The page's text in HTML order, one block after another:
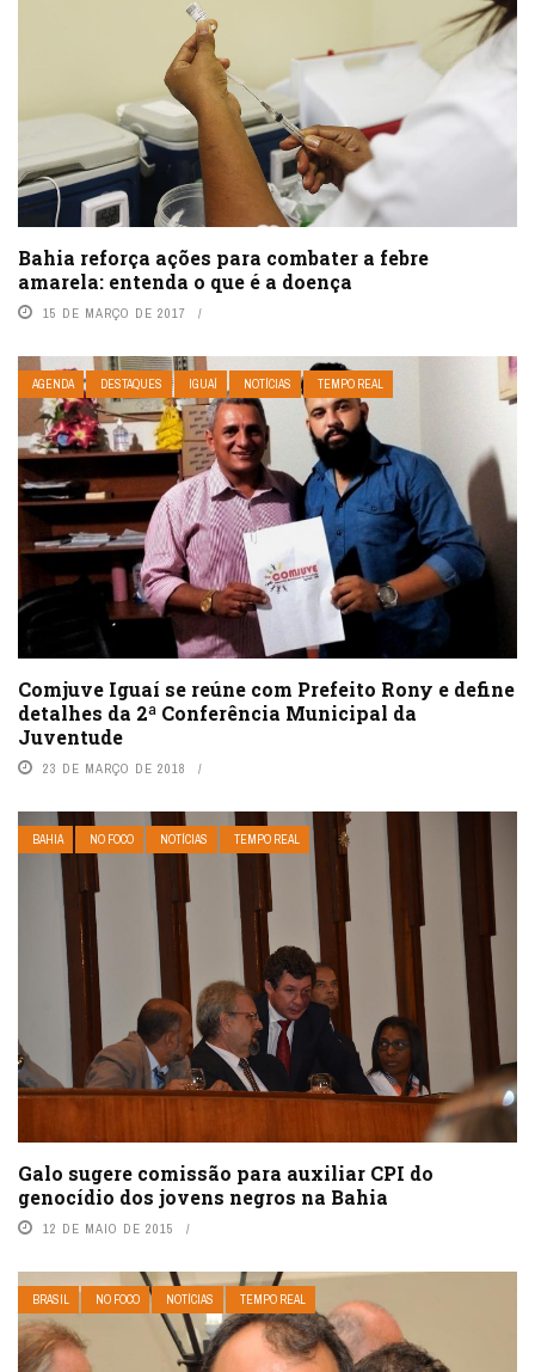
Bahia reforça ações para combater a febre
amarela: entenda o que é a doença
15 DE MARÇO DE 2017
AGENDA DESTAQUES IGUAÍ NOTÍCIAS TEMPO REAL
Comjuve Iguaí se reúne com Prefeito Rony e define
detalhes da 2ª Conferência Municipal da
Juventude
23 DE MARÇO DE 2018
BAHIA NO FOCO NOTÍCIAS TEMPO REAL
Galo sugere comissão para auxiliar CPI do
genocídio dos jovens negros na Bahia
12 DE MAIO DE 2015
BRASIL NO FOCO NOTÍCIAS TEMPO REAL